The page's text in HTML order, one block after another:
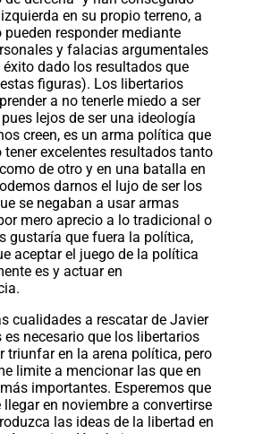
en su propio terreno, a
pueden responder mediante
y falacias argumentales
dado los resultados que
figuras). Los libertarios
a no tenerle miedo a ser
lejos de ser una ideología
creen, es un arma política que
tener excelentes resultados tanto
de otro y en una batalla en
darnos el lujo de ser los
se negaban a usar armas
mero aprecio a lo tradicional o
gustaría que fuera la política,
aceptar el juego de la política
es y actuar en
cualidades a rescatar de Javier
necesario que los libertarios
triunfar en la arena política, pero
limite a mencionar las que en
importantes. Esperemos que
en noviembre a convertirse
las ideas de la libertad en